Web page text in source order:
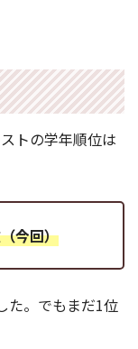
トの学年順位は
今回）
た。でもまだ1位